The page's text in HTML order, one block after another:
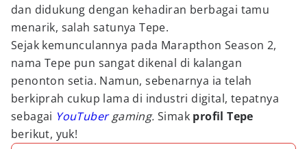
dan didukung dengan kehadiran berbagai tamu
menarik, salah satunya Tepe.
Sejak kemunculannya pada Marapthon Season 2,
nama Tepe pun sangat dikenal di kalangan
penonton setia. Namun, sebenarnya ia telah
berkiprah cukup lama di industri digital, tepatnya
sebagai YouTubergaming.Simak profil Tepe
berikut, yuk!